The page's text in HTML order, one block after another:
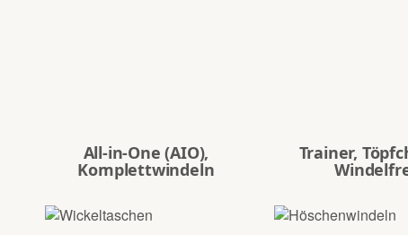
All-in-One (AIO),
Komplettwindeln
Trainer,